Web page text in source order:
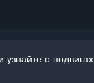
о подвигах